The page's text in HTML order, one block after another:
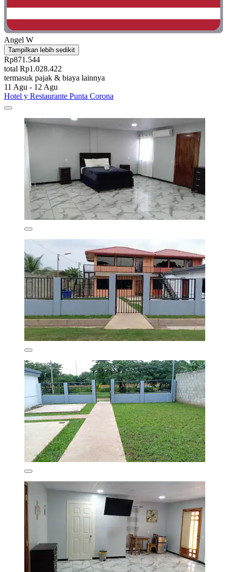
Angel W
Tampilkan lebih sedikit
Rp871.544
total Rp1.028.422
termasuk pajak & biaya lainnya
11 Agu - 12 Agu
Hotel y Restaurante Punta Corona